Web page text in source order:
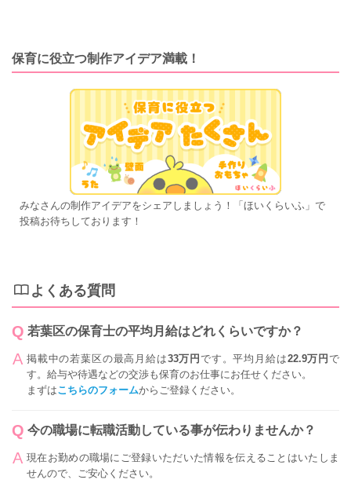
保育に役立つ制作アイデア満載！
みなさんの制作アイデアをシェアしましょう！「ほいくらいふ」で
投稿お待ちしております！
よくある質問
若葉区の保育士の平均月給はどれくらいですか？
掲載中の若葉区の最高月給は33万円です。平均月給は22.9万円で
す。給与や待遇などの交渉も保育のお仕事にお任せください。
まずはこちらのフォームからご登録ください。
今の職場に転職活動している事が伝わりませんか？
現在お勤めの職場にご登録いただいた情報を伝えることはいたしま
せんので、ご安心ください。